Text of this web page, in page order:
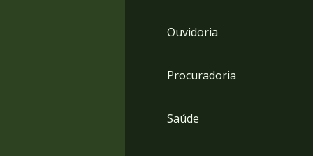
Ouvidoria
Procuradoria
Saúde